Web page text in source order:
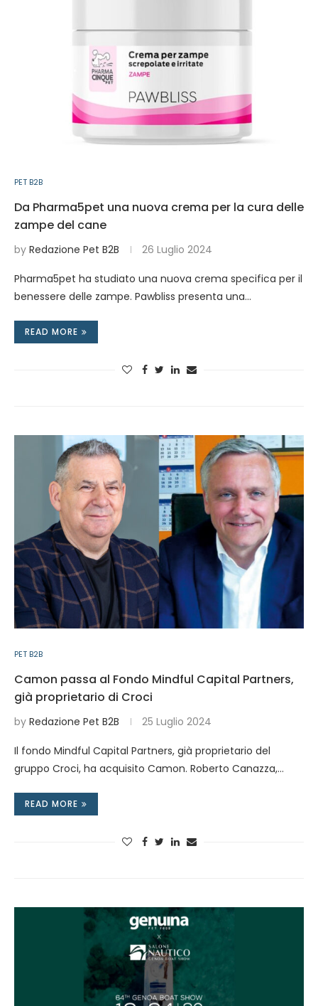
PET B2B
Da Pharma5pet una nuova crema per la cura delle
zampe del cane
by Redazione Pet B2B 26 Luglio 2024
Pharma5pet ha studiato una nuova crema specifica per il
benessere delle zampe. Pawbliss presenta una…
READ MORE
PET B2B
Camon passa al Fondo Mindful Capital Partners,
già proprietario di Croci
by Redazione Pet B2B 25 Luglio 2024
Il fondo Mindful Capital Partners, già proprietario del
gruppo Croci, ha acquisito Camon. Roberto Canazza,…
READ MORE